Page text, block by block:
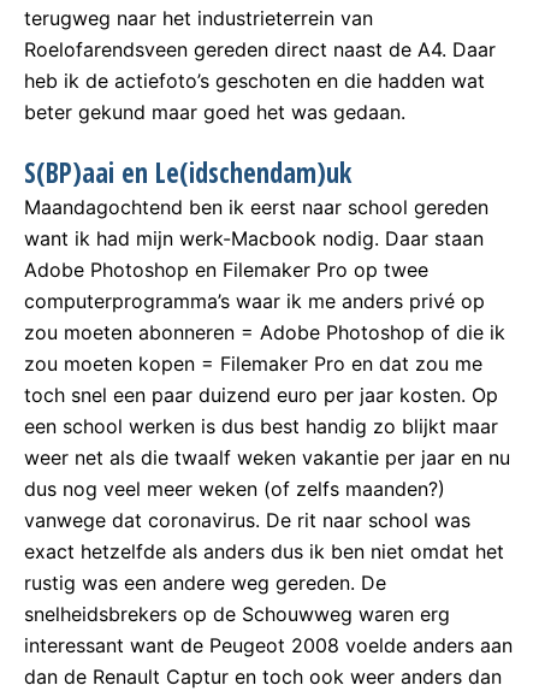
terugweg naar het industrieterrein van
Roelofarendsveen gereden direct naast de A4. Daar
heb ik de actiefoto’s geschoten en die hadden wat
beter gekund maar goed het was gedaan.
S(BP)aai en Le(idschendam)uk
Maandagochtend ben ik eerst naar school gereden
want ik had mijn werk-Macbook nodig. Daar staan
Adobe Photoshop en Filemaker Pro op twee
computerprogramma’s waar ik me anders privé op
zou moeten abonneren = Adobe Photoshop of die ik
zou moeten kopen = Filemaker Pro en dat zou me
toch snel een paar duizend euro per jaar kosten. Op
een school werken is dus best handig zo blijkt maar
weer net als die twaalf weken vakantie per jaar en nu
dus nog veel meer weken (of zelfs maanden?)
vanwege dat coronavirus. De rit naar school was
exact hetzelfde als anders dus ik ben niet omdat het
rustig was een andere weg gereden. De
snelheidsbrekers op de Schouwweg waren erg
interessant want de Peugeot 2008 voelde anders aan
dan de Renault Captur en toch ook weer anders dan